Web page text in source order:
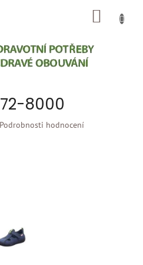
8000
Podrobnosti hodnocení